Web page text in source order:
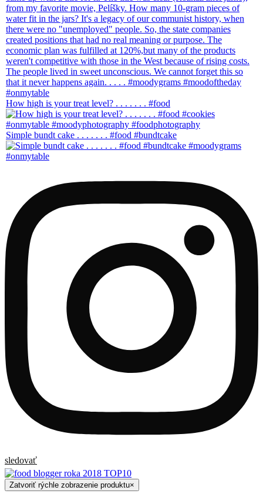
How high is your treat level? . . . . . . . #food
Simple bundt cake . . . . . . . #food #bundtcake
sledovať
Zatvoriť rýchle zobrazenie produktu×